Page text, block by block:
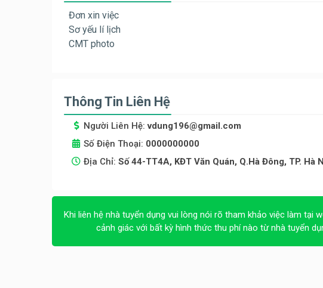
Đơn xin việc
Sơ yếu lí lịch
CMT photo
Thông Tin Liên Hệ
Người Liên Hệ:vdung196@gmail.com
Số Điện Thoại: 0000000000
Địa Chỉ: Số 44-TT4A, KĐT Văn Quán, Q.Hà Đông, TP. Hà
Khi liên hệ nhà tuyển dụng vui lòng nói rõ tham khảo việc làm tại
cảnh giác với bất kỳ hình thức thu phí nào từ nhà tuyển